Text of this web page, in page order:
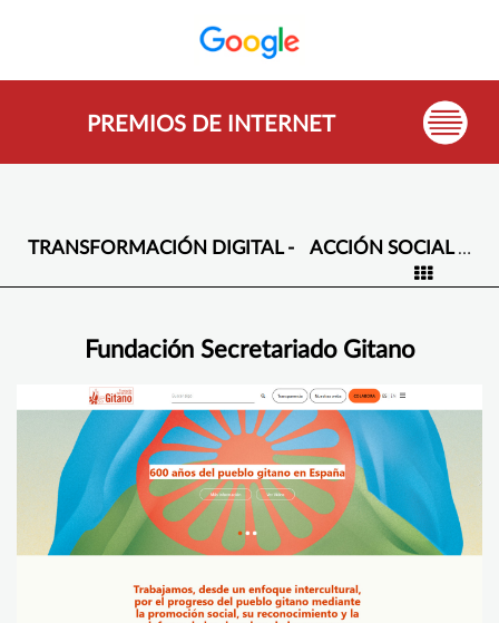
PREMIOS DE INTERNET
TRANSFORMACIÓN DIGITAL - ACCIÓN SOCIAL ONGS
Fundación Secretariado Gitano